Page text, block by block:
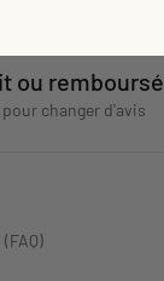
ou remboursé
pour changer d'avis